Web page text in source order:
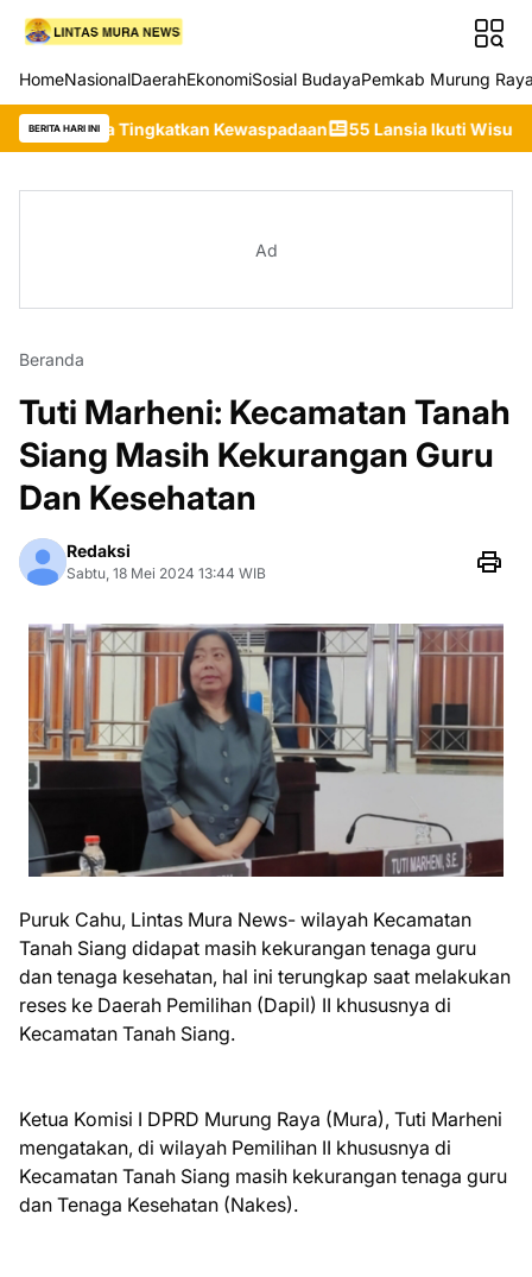
HomeNasionalDaerahEkonomiSosial BudayaPemkab Murung
BERITA HARI INI
Tingkatkan Kewaspadaan 55 Lansia Ikuti Wisuda Sekolah
Ad
Beranda
Tuti Marheni: Kecamatan Tanah
Siang Masih Kekurangan Guru
Dan Kesehatan
Redaksi
Sabtu, 18 Mei 2024 13:44 WIB
Puruk Cahu, Lintas Mura News- wilayah Kecamatan
Tanah Siang didapat masih kekurangan tenaga guru
dan tenaga kesehatan, hal ini terungkap saat melakukan
reses ke Daerah Pemilihan (Dapil) II khususnya di
Kecamatan Tanah Siang.
Ketua Komisi I DPRD Murung Raya (Mura), Tuti Marheni
mengatakan, di wilayah Pemilihan II khususnya di
Kecamatan Tanah Siang masih kekurangan tenaga guru
dan Tenaga Kesehatan (Nakes).